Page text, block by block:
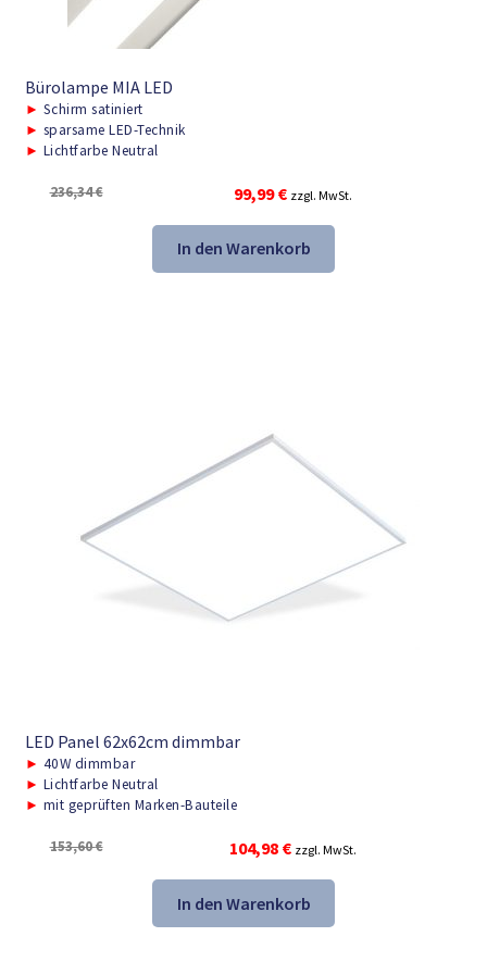
Bürolampe MIA LED
► Schirm satiniert
► sparsame LED-Technik
► Lichtfarbe Neutral
236,34€
Ursprünglicher
war:
236,34 €
99,99€Aktueller
ist:
99,99 €.
zzgl. MwSt.
In den Warenkorb
LED Panel 62x62cm dimmbar
► 40W dimmbar
► Lichtfarbe Neutral
► mit geprüften Marken-Bauteile
153,60€
Ursprünglicher
war:
153,60 €
104,98 €Aktueller
ist:
104,98 €.
zzgl. MwSt.
In den Warenkorb